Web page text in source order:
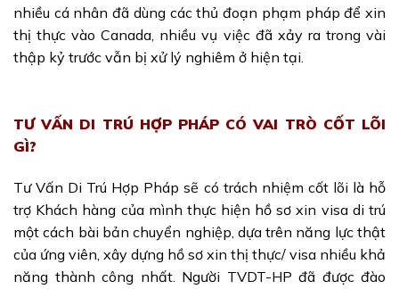
nhiều cá nhân đã dùng các thủ đoạn phạm pháp để xin
thị thực vào Canada, nhiều vụ việc đã xảy ra trong vài
thập kỷ trước vẫn bị xử lý nghiêm ở hiện tại.
TƯ VẤN DI TRÚ HỢP PHÁP CÓ VAI TRÒ CỐT LÕI
GÌ?
Tư Vấn Di Trú Hợp Pháp sẽ có trách nhiệm cốt lõi là hỗ
trợ Khách hàng của mình thực hiện hồ sơ xin visa di trú
một cách bài bản chuyển nghiệp, dựa trên năng lực thật
của ứng viên, xây dựng hồ sơ xin thị thực/ visa nhiều khả
năng thành công nhất. Người TVDT-HP đã được đào